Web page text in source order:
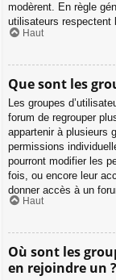
modèrent. En règle
utilisateurs respectent
Haut
Que sont les
Les groupes
forum de regrouper
appartenir à plusieurs
permissions
pourront modifier les
fois, ou encore leur
donner accès à un
Haut
Où sont les
en rejoindre un ?